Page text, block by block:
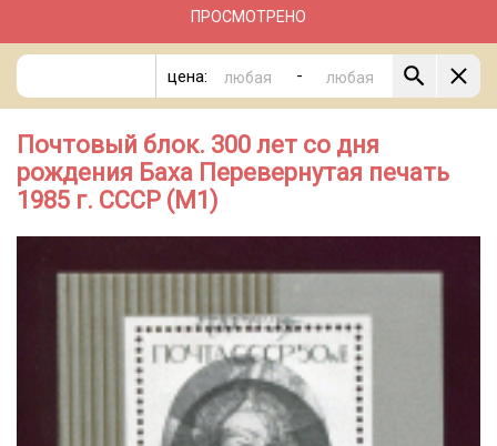
ПРОСМОТРЕНО
цена: -
Почтовый блок. 300 лет со дня
рождения Баха Перевернутая печать
1985 г. СССР (М1)